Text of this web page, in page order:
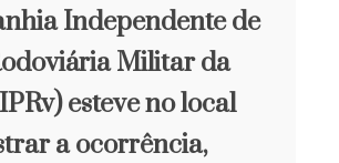
Independente de
Militar da
esteve no local
a ocorrência,